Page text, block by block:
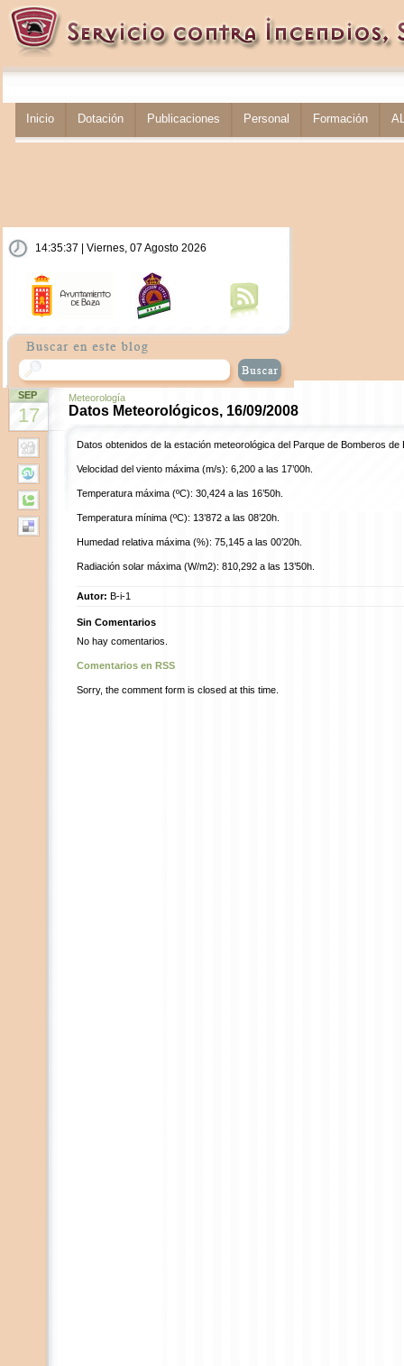
Inicio Dotación Publicaciones Personal Formación
14:35:38 | Viernes, 07 Agosto 2026
SEP
17
Meteorología
Datos Meteorológicos, 16/09/2008
Datos obtenidos de la estación meteorológica del Parque de Bomberos de
Velocidad del viento máxima (m/s): 6,200 a las 17’00h.
Temperatura máxima (ºC): 30,424 a las 16’50h.
Temperatura mínima (ºC): 13’872 a las 08’20h.
Humedad relativa máxima (%): 75,145 a las 00’20h.
Radiación solar máxima (W/m2): 810,292 a las 13’50h.
Autor: B-i-1
Sin Comentarios
No hay comentarios.
Comentarios en RSS
Sorry, the comment form is closed at this time.